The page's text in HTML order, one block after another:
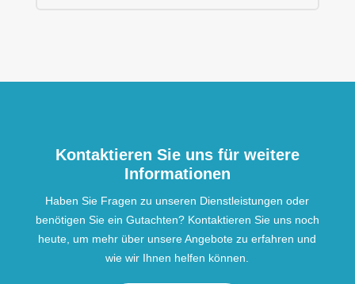
Kontaktieren Sie uns für weitere
Informationen
Haben Sie Fragen zu unseren Dienstleistungen oder
benötigen Sie ein Gutachten? Kontaktieren Sie uns noch
heute, um mehr über unsere Angebote zu erfahren und
wie wir Ihnen helfen können.